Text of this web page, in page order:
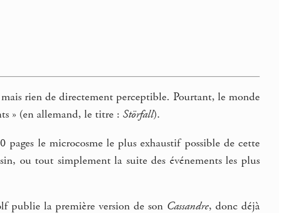
rien de directement perceptible. Pourtant, le monde
» (en allemand, le titre : Störfall).
le microcosme le plus exhaustif possible de cette
ou tout simplement la suite des événements les plus
publie la première version de son Cassandre, donc déjà